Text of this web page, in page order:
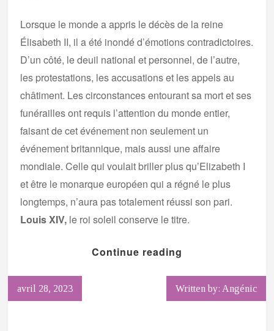
Lorsque le monde a appris le décès de la reine
Élisabeth II, il a été inondé d’émotions contradictoires.
D’un côté, le deuil national et personnel, de l’autre,
les protestations, les accusations et les appels au
châtiment. Les circonstances entourant sa mort et ses
funérailles ont requis l’attention du monde entier,
faisant de cet événement non seulement un
événement britannique, mais aussi une affaire
mondiale. Celle qui voulait briller plus qu’Elizabeth I
et être le monarque européen qui a régné le plus
longtemps, n’aura pas totalement réussi son pari.
Louis XIV, le roi soleil conserve le titre.
Continue reading
avril 28, 2023 Written by: Angénic